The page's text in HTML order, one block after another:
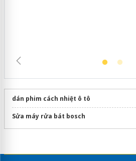
dán phim cách nhiệt ô tô
Sửa máy rửa bát bosch